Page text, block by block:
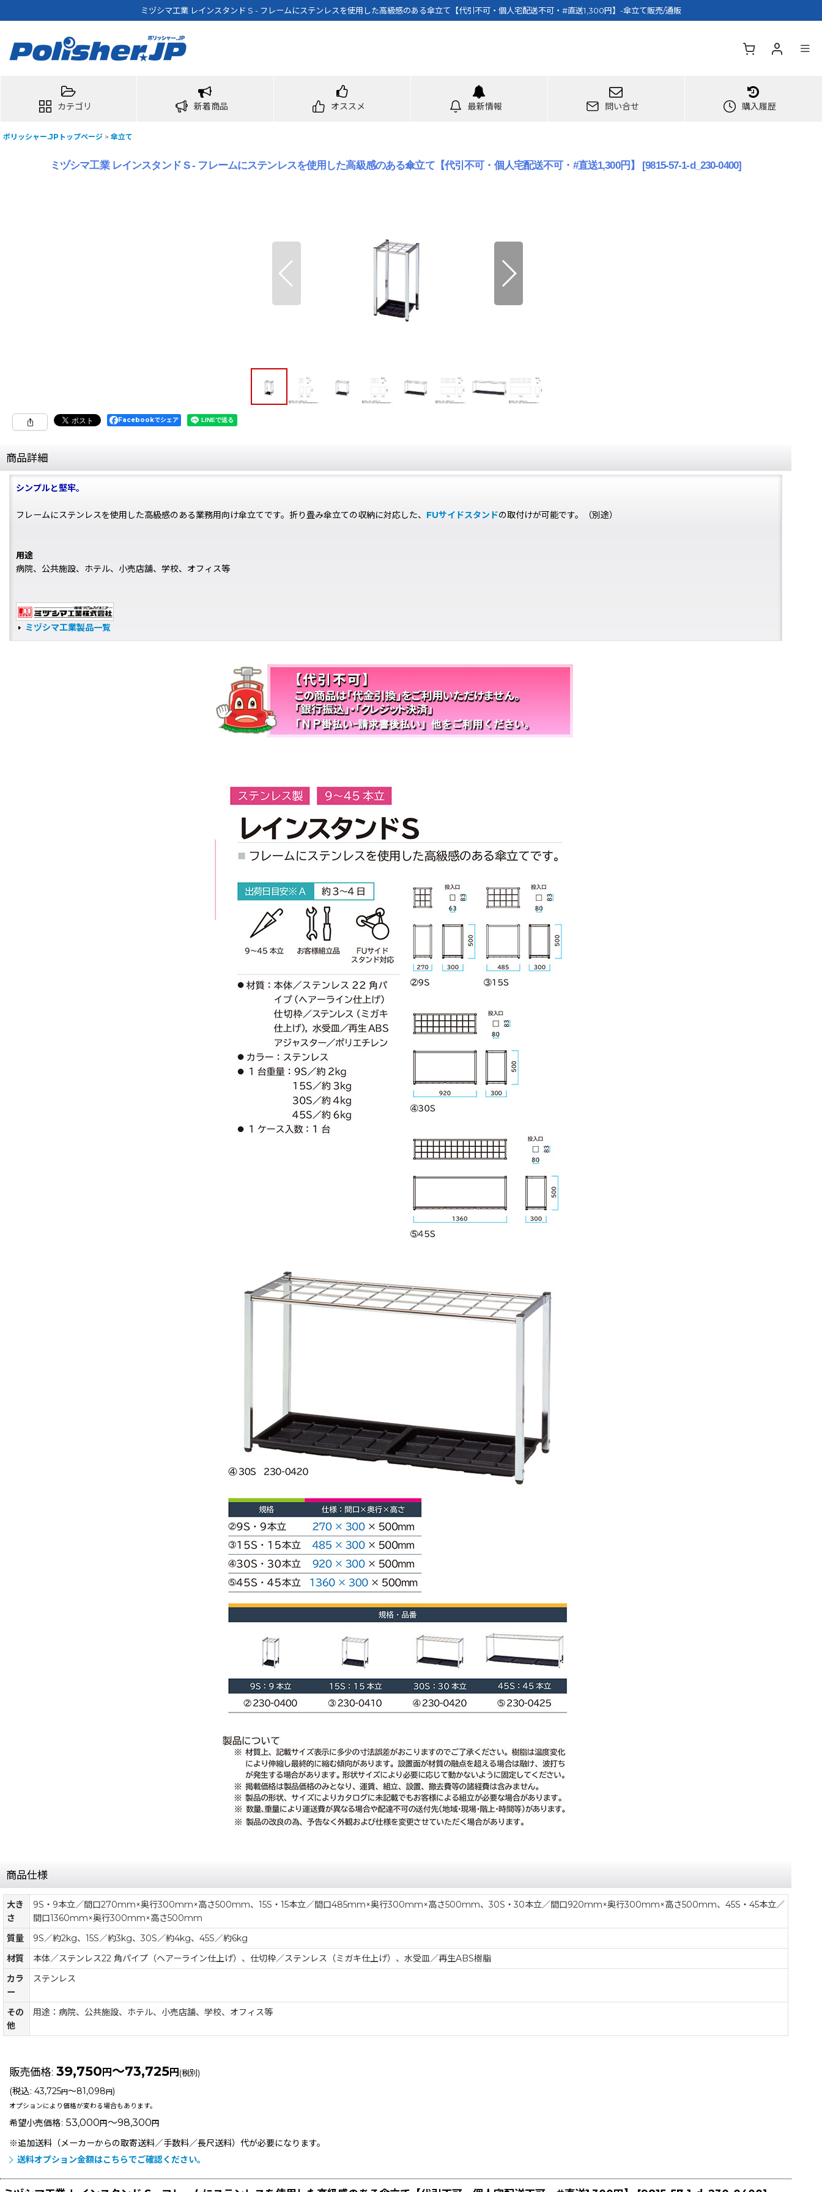
ミヅシマ工業 レインスタンド S - フレームにステンレスを使用した高級感のある傘立て【代引不可・個人宅配送不可・#直送1,300円】-傘立て販売/通販
カテゴリ 新着商品 オススメ 最新情報 問い合せ 購入履歴
ポリッシャー.JPトップページ > 傘立て
ミヅシマ工業 レインスタンド S - フレームにステンレスを使用した高級感のある傘立て【代引不可・個人宅配送不可・#直送1,300円】 [9815-57-1-d_230-0400]
Facebookでシェア
商品詳細
シンプルと堅牢。
フレームにステンレスを使用した高級感のある業務用向け傘立てです。折り畳み傘立ての収納に対応した、 FUサイドスタンドの取付けが可能です。（別途）
用途
病院、公共施設、ホテル、小売店舗、学校、オフィス等
ミヅシマ工業製品一覧
商品仕様
大き
さ
9S・9本立／間口270mm×奥行300mm×高さ500mm、15S・15本立／間口485mm×奥行300mm×高さ500mm、30S・30本立／間口920mm×奥行300mm×高さ500mm、45S・45本立／
間口1360mm×奥行300mm×高さ500mm
質量
9S／約2kg、15S／約3kg、30S／約4kg、45S／約6kg
材質
本体／ステンレス22 角パイプ（ヘアーライン仕上げ）、仕切枠／ステンレス（ミガキ仕上げ）、水受皿／再生ABS樹脂
カラ
ー
ステンレス
その
他
用途：病院、公共施設、ホテル、小売店舗、学校、オフィス等
販売価格: 39,750円～73,725円(税別)
(税込: 43,725円～81,098円)
オプションにより価格が変わる場合もあります。
希望小売価格: 53,000円～98,300円
※追加送料（メーカーからの取寄送料／手数料／長尺送料） 代が必要になります。
送料オプション金額はこちらでご確認ください。